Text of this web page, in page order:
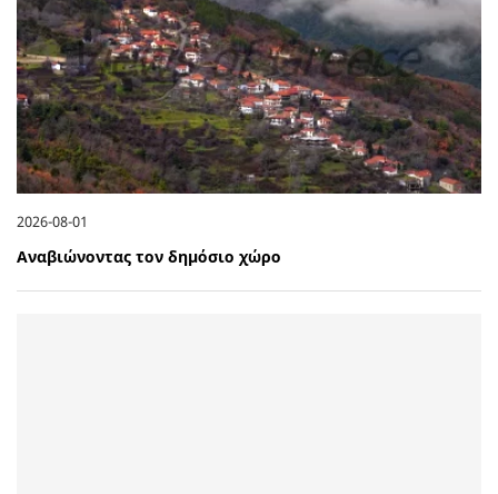
2026-08-01
Αναβιώνοντας τον δημόσιο χώρο